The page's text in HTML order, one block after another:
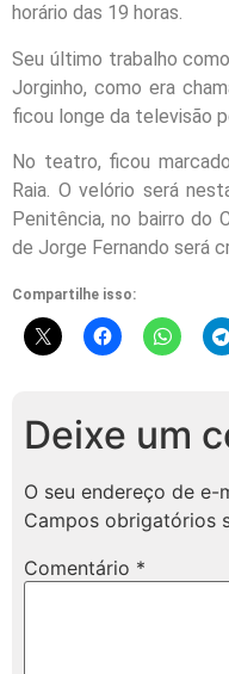
horário das 19 horas.
Seu último trabalho
Jorginho, como era
ficou longe da televisão
No teatro, ficou
Raia. O velório será
Penitência, no bairro do
de Jorge Fernando será
Compartilhe isso:
Deixe um
O seu endereço de e-
Campos obrigatórios
Comentário *